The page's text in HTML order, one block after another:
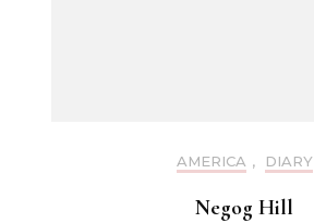
AMERICA , DIARY
Negog Hill